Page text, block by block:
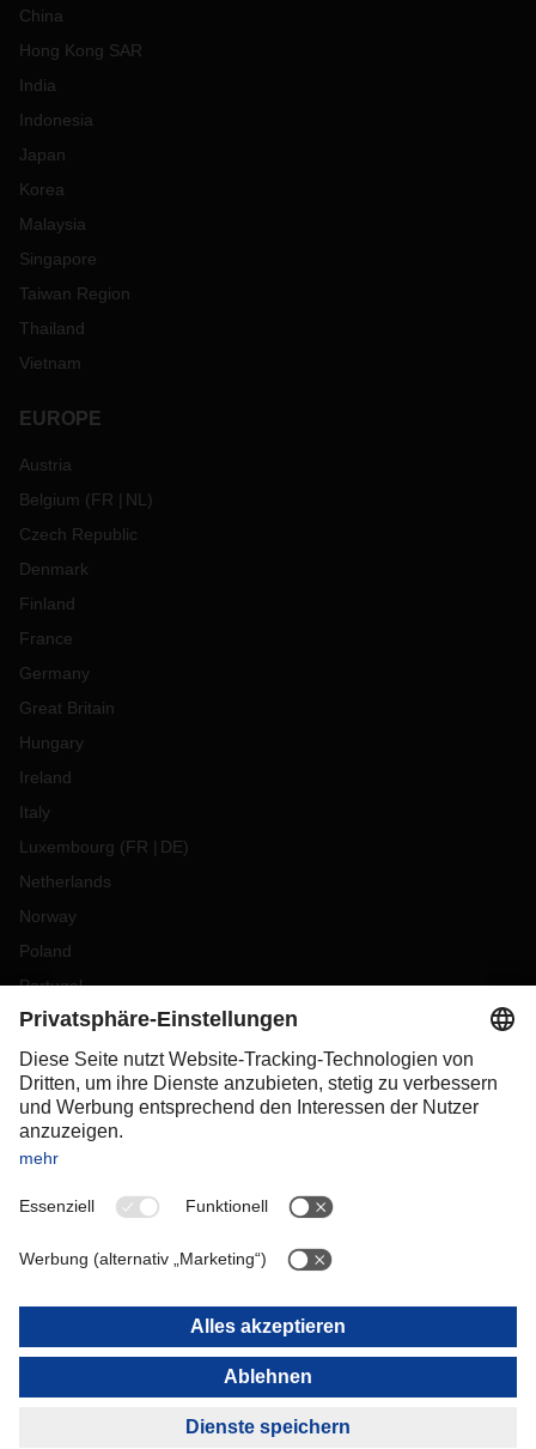
China
Hong Kong SAR
India
Indonesia
Japan
Korea
Malaysia
Singapore
Taiwan Region
Thailand
Vietnam
EUROPE
Austria
Belgium (FR NL )
Czech Republic
Denmark
Finland
France
Germany
Great Britain
Hungary
Ireland
Italy
Luxembourg (FR DE)
Netherlands
Norway
Poland
Portugal
Romania
Slovakia
Spain
Sweden
Switzerland
OCEANIA